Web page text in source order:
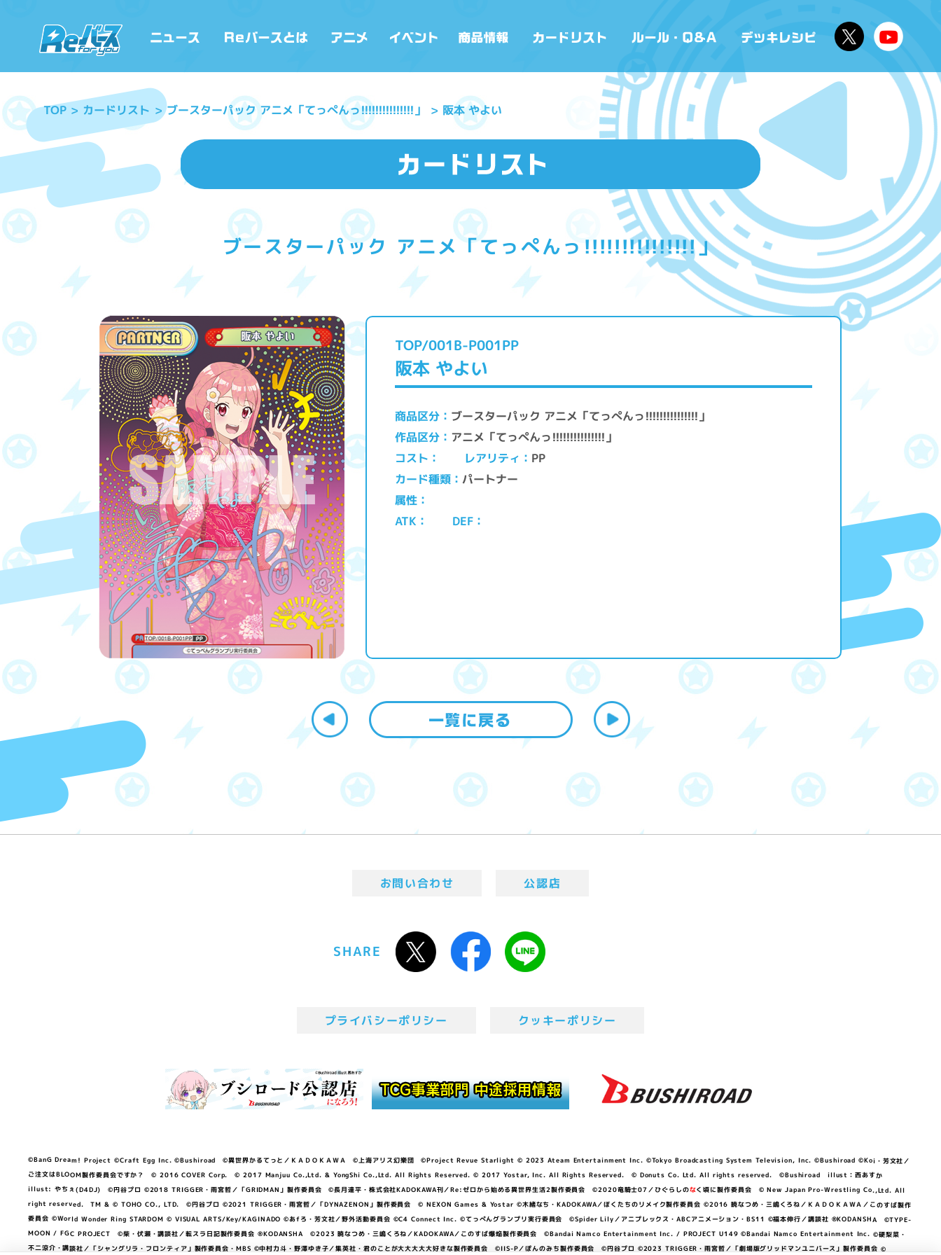
TOP カードリスト ブースターパック アニメ「てっぺんっ!!!!!!!!!!!!!!!」 阪本 やよい
ブースターパック アニメ「てっぺんっ!!!!!!!!!!!!!!!」
TOP/001B-P001PP
阪本 やよい
商品区分 ブースターパック アニメ「てっぺんっ!!!!!!!!!!!!!!!」
作品区分 アニメ「てっぺんっ!!!!!!!!!!!!!!!」
コスト レアリティ PP
カード種類 パートナー
属性
ATK DEF
お問い合わせ 公認店
SHARE
プライバシーポリシー クッキーポリシー
©BanG Dream! Project ©Craft Egg Inc. ©Bushiroad ©異世界かるてっと／ＫＡＤＯＫＡＷＡ ©上海アリス幻樂団 ©Project Revue Starlight © 2023 Ateam Entertainment Inc. ©Tokyo Broadcasting System Television, Inc. ©Bushiroad ©Koi・芳文社／
ご注文はBLOOM製作委員会ですか？ © 2016 COVER Corp. © 2017 Manjuu Co.,Ltd. & YongShi Co.,Ltd. All Rights Reserved. © 2017 Yostar, Inc. All Rights Reserved. © Donuts Co. Ltd. All rights reserved. ©Bushiroad illust：西あすか
illust: やちぇ(D4DJ) ©円谷プロ ©2018 TRIGGER・雨宮哲／「GRIDMAN」製作委員会 ©長月達平・株式会社KADOKAWA刊／Re:ゼロから始める異世界生活2製作委員会 ©2020竜騎士07／ひぐらしのなく頃に製作委員会 © New Japan Pro-Wrestling Co.,Ltd. All
right reserved. TM & © TOHO CO., LTD. ©円谷プロ ©2021 TRIGGER・雨宮哲／「DYNAZENON」製作委員会 © NEXON Games & Yostar ©木緒なち・KADOKAWA／ぼくたちのリメイク製作委員会 ©2016 暁なつめ・三嶋くろね／ＫＡＤＯＫＡＷＡ／このすば製作
委員会 ©World Wonder Ring STARDOM © VISUAL ARTS/Key/KAGINADO ©あfろ・芳文社／野外活動委員会 ©C4 Connect Inc. ©てっぺんグランプリ実行委員会 ©Spider Lily／アニプレックス・ABCアニメーション・BS11 ©福本伸行／講談社 ®KODANSHA ©TYPE-
MOON / FGC PROJECT ©柴・伏瀬・講談社／転スラ日記製作委員会 ®KODANSHA ©2023 暁なつめ・三嶋くろね／KADOKAWA／このすば爆焔製作委員会 ©Bandai Namco Entertainment Inc. / PROJECT U149 ©Bandai Namco Entertainment Inc. ©硬梨菜・
不二涼介・講談社／「シャングリラ・フロンティア」製作委員会・MBS ©中村力斗・野澤ゆき子／集英社・君のことが大大大大大好きな製作委員会 ©IIS-P／ぽんのみち製作委員会 ©円谷プロ ©2023 TRIGGER・雨宮哲／「劇場版グリッドマンユニバース」製作委員会 ©